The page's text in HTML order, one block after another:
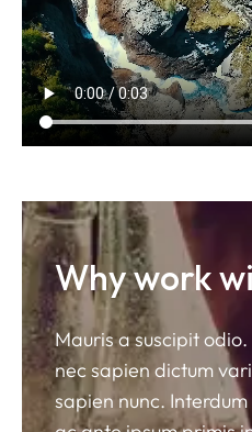
Why work
Mauris a suscipit
nec sapien dictum
sapien nunc.